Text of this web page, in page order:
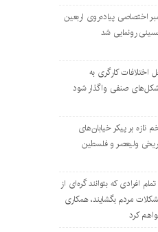
اختصاصی پیاده‌روی اربعین
رونمایی شد
اختلافات کارگری به
صنفی واگذار شود
تازه بر پیکر خیابان‌های
ولیعصر و فلسطین
تمام افرادی که بتوانند گره‌ای از
مردم بگشایند، همکاری
کرد